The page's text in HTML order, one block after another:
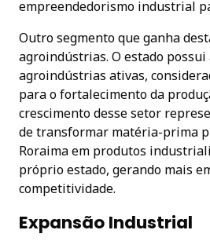
empreendedorismo industrial
Outro segmento que ganha
agroindústrias. O estado
agroindústrias ativas,
para o fortalecimento da
crescimento desse setor
de transformar matéria-prima
Roraima em produtos
próprio estado, gerando mais
competitividade.
Expansão Industrial